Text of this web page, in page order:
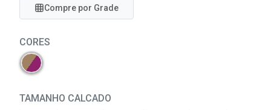
Compre por Grade
CORES
TAMANHO CALCADO